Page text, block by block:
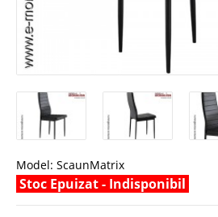
Model: ScaunMatrix
Stoc Epuizat - Indisponibil